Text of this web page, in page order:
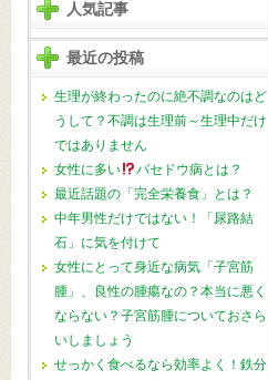
人気記事
最近の投稿
生理が終わったのに絶不調なのはど
うして？不調は生理前～生理中だけ
ではありません
女性に多い
バセドウ病とは？
最近話題の「完全栄養食」とは？
中年男性だけではない！「尿路結
石」に気を付けて
女性にとって身近な病気「子宮筋
腫」、良性の腫瘍なの？本当に悪く
ならない？子宮筋腫についておさら
いしましょう
せっかく食べるなら効率よく！鉄分